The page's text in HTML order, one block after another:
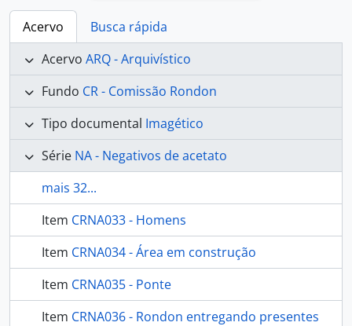
Acervo
Busca rápida
Acervo ARQ - Arquivístico
Fundo CR - Comissão Rondon
Tipo documental Imagético
Série NA - Negativos de acetato
mais 32...
Item CRNA033 - Homens
Item CRNA034 - Área em construção
Item CRNA035 - Ponte
Item CRNA036 - Rondon entregando presentes